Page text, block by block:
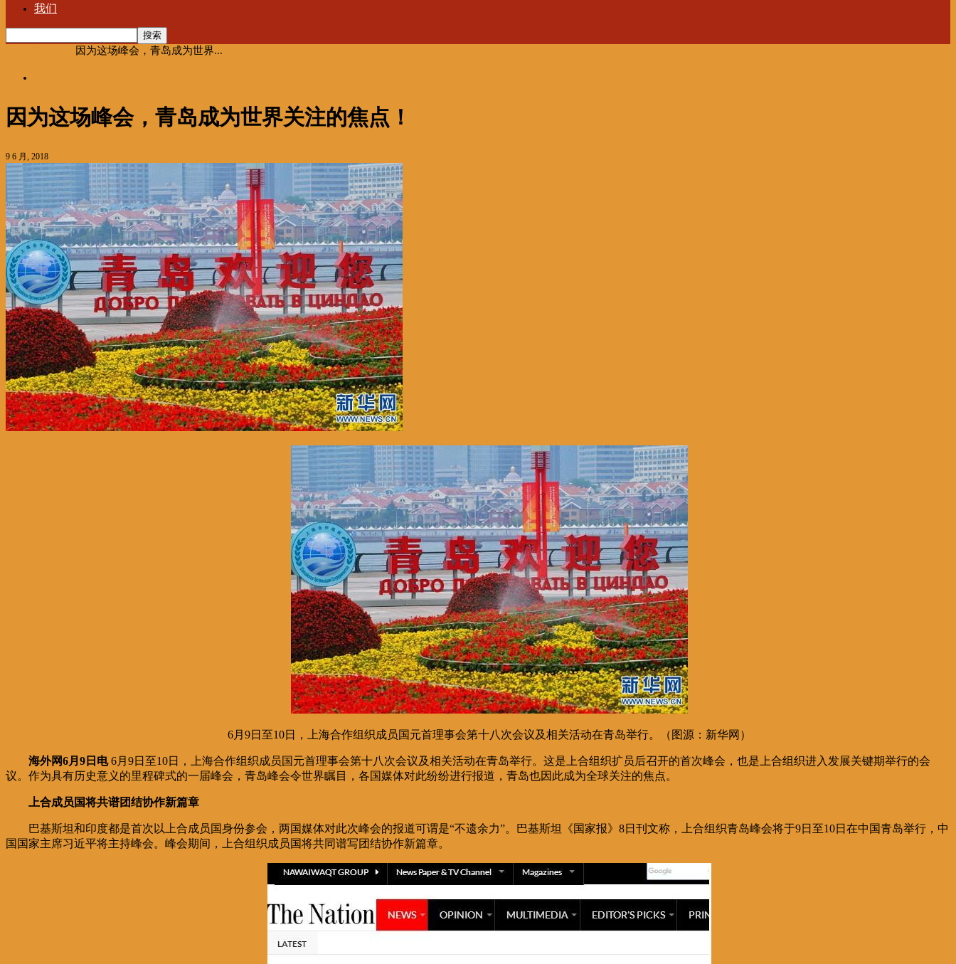
我们
因为这场峰会，青岛成为世界...
因为这场峰会，青岛成为世界关注的焦点！
9 6 月, 2018
6月9日至10日，上海合作组织成员国元首理事会第十八次会议及相关活动在青岛举行。（图源：新华网）
海外网6月9日电6月9日至10日，上海合作组织成员国元首理事会第十八次会议及相关活动在青岛举行。这是上合组织扩员后召开的首次峰会，也是上合组织进入发展关键期举行的会
议。作为具有历史意义的里程碑式的一届峰会，青岛峰会令世界瞩目，各国媒体对此纷纷进行报道，青岛也因此成为全球关注的焦点。
上合成员国将共谱团结协作新篇章
巴基斯坦和印度都是首次以上合成员国身份参会，两国媒体对此次峰会的报道可谓是“不遗余力”。巴基斯坦《国家报》8日刊文称，上合组织青岛峰会将于9日至10日在中国青岛举行，中
国国家主席习近平将主持峰会。峰会期间，上合组织成员国将共同谱写团结协作新篇章。